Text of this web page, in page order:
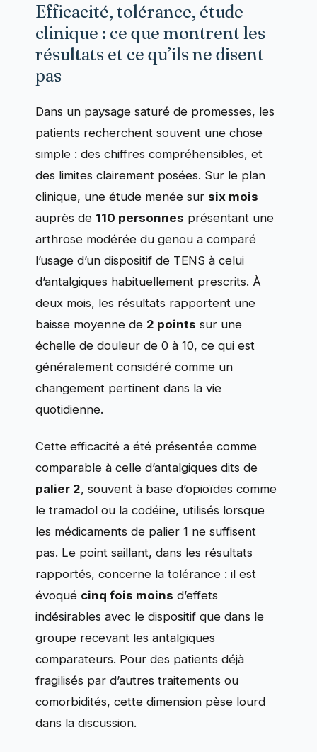
Efficacité, tolérance, étude
clinique : ce que montrent les
résultats et ce qu’ils ne disent
pas
Dans un paysage saturé de promesses, les
patients recherchent souvent une chose
simple : des chiffres compréhensibles, et
des limites clairement posées. Sur le plan
clinique, une étude menée sur six mois
auprès de 110 personnes présentant une
arthrose modérée du genou a comparé
l’usage d’un dispositif de TENS à celui
d’antalgiques habituellement prescrits. À
deux mois, les résultats rapportent une
baisse moyenne de 2 points sur une
échelle de douleur de 0 à 10, ce qui est
généralement considéré comme un
changement pertinent dans la vie
quotidienne.
Cette efficacité a été présentée comme
comparable à celle d’antalgiques dits de
palier 2, souvent à base d’opioïdes comme
le tramadol ou la codéine, utilisés lorsque
les médicaments de palier 1 ne suffisent
pas. Le point saillant, dans les résultats
rapportés, concerne la tolérance : il est
évoqué cinq fois moins d’effets
indésirables avec le dispositif que dans le
groupe recevant les antalgiques
comparateurs. Pour des patients déjà
fragilisés par d’autres traitements ou
comorbidités, cette dimension pèse lourd
dans la discussion.